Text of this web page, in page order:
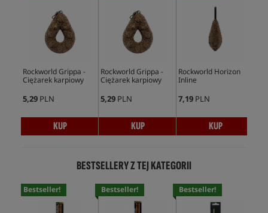
Rockworld Grippa -
Ciężarek karpiowy
5,29 PLN
KUP
Rockworld Grippa -
Ciężarek karpiowy
5,29 PLN
KUP
Rockworld Horizon
Inline
7,19 PLN
KUP
BESTSELLERY Z TEJ KATEGORII
Bestseller! Bestseller! Bestseller!